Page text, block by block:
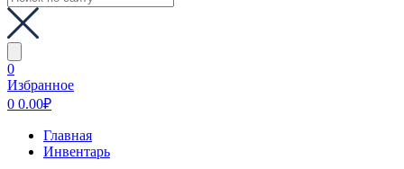
0
Избранное
0 0.00₽
Главная
Инвентарь